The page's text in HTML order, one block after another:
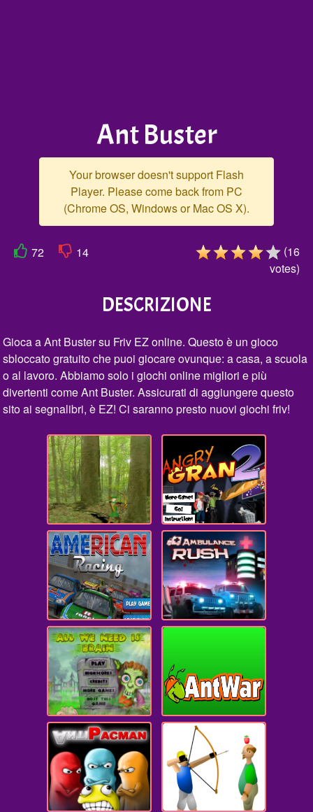
Ant Buster
Your browser doesn't support Flash
Player. Please come back from PC
(Chrome OS, Windows or Mac OS X).
72 14 (16
votes)
DESCRIZIONE
Gioca a Ant Buster su Friv EZ online. Questo è un gioco
sbloccato gratuito che puoi giocare ovunque: a casa, a scuola
o al lavoro. Abbiamo solo i giochi online migliori e più
divertenti come Ant Buster. Assicurati di aggiungere questo
sito ai segnalibri, è EZ! Ci saranno presto nuovi giochi friv!